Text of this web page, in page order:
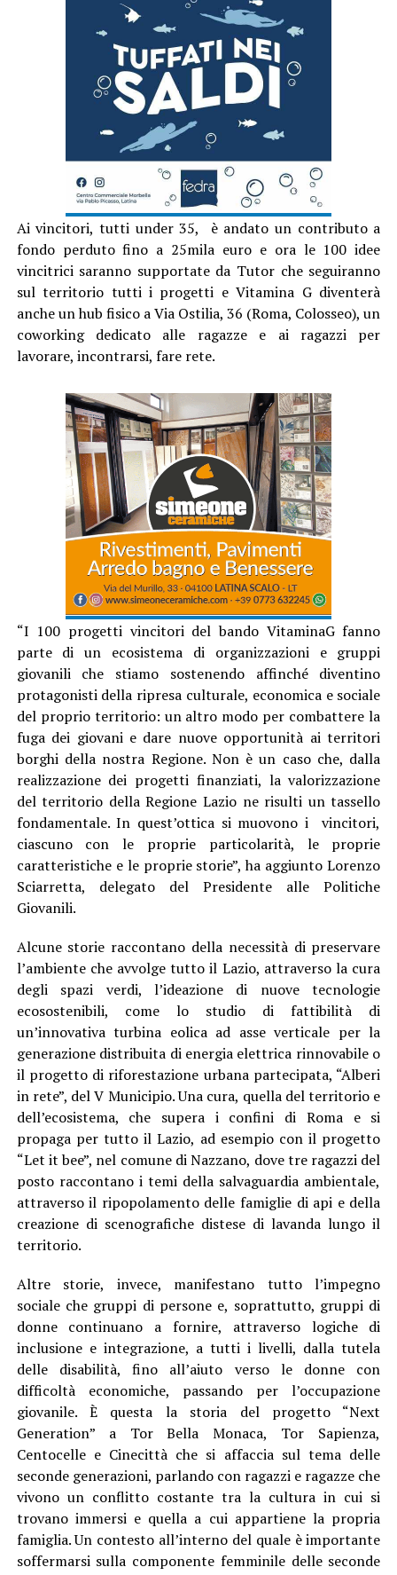
Ai vincitori, tutti under 35, è andato un contributo a
fondo perduto fino a 25mila euro e ora le 100 idee
vincitrici saranno supportate da Tutor che seguiranno
sul territorio tutti i progetti e Vitamina G diventerà
anche un hub fisico a Via Ostilia, 36 (Roma, Colosseo), un
coworking dedicato alle ragazze e ai ragazzi per
lavorare, incontrarsi, fare rete.
“I 100 progetti vincitori del bando VitaminaG fanno
parte di un ecosistema di organizzazioni e gruppi
giovanili che stiamo sostenendo affinché diventino
protagonisti della ripresa culturale, economica e sociale
del proprio territorio: un altro modo per combattere la
fuga dei giovani e dare nuove opportunità ai territori
borghi della nostra Regione. Non è un caso che, dalla
realizzazione dei progetti finanziati, la valorizzazione
del territorio della Regione Lazio ne risulti un tassello
fondamentale. In quest’ottica si muovono i vincitori,
ciascuno con le proprie particolarità, le proprie
caratteristiche e le proprie storie”, ha aggiunto Lorenzo
Sciarretta, delegato del Presidente alle Politiche
Giovanili.
Alcune storie raccontano della necessità di preservare
l’ambiente che avvolge tutto il Lazio, attraverso la cura
degli spazi verdi, l’ideazione di nuove tecnologie
ecosostenibili, come lo studio di fattibilità di
un’innovativa turbina eolica ad asse verticale per la
generazione distribuita di energia elettrica rinnovabile o
il progetto di riforestazione urbana partecipata, “Alberi
in rete”, del V Municipio. Una cura, quella del territorio e
dell’ecosistema, che supera i confini di Roma e si
propaga per tutto il Lazio, ad esempio con il progetto
“Let it bee”, nel comune di Nazzano, dove tre ragazzi del
posto raccontano i temi della salvaguardia ambientale,
attraverso il ripopolamento delle famiglie di api e della
creazione di scenografiche distese di lavanda lungo il
territorio.
Altre storie, invece, manifestano tutto l’impegno
sociale che gruppi di persone e, soprattutto, gruppi di
donne continuano a fornire, attraverso logiche di
inclusione e integrazione, a tutti i livelli, dalla tutela
delle disabilità, fino all’aiuto verso le donne con
difficoltà economiche, passando per l’occupazione
giovanile. È questa la storia del progetto “Next
Generation” a Tor Bella Monaca, Tor Sapienza,
Centocelle e Cinecittà che si affaccia sul tema delle
seconde generazioni, parlando con ragazzi e ragazze che
vivono un conflitto costante tra la cultura in cui si
trovano immersi e quella a cui appartiene la propria
famiglia. Un contesto all’interno del quale è importante
soffermarsi sulla componente femminile delle seconde